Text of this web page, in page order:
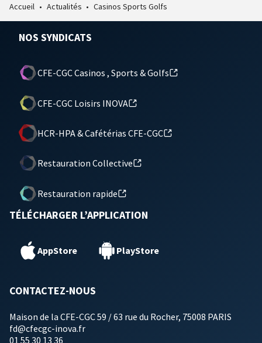
Accueil • Actualités • Casinos Sports Golfs
NOS SYNDICATS
CFE-CGC Casinos , Sports & Golfs
CFE-CGC Loisirs INOVA
HCR-HPA & Cafétérias CFE-CGC
Restauration Collective
Restauration rapide
TÉLÉCHARGER L’APPLICATION
AppStore PlayStore
CONTACTEZ-NOUS
Maison de la CFE-CGC 59 / 63 rue du Rocher, 75008 PARIS
fd@cfecgc-inova.fr
01 55 30 13 36